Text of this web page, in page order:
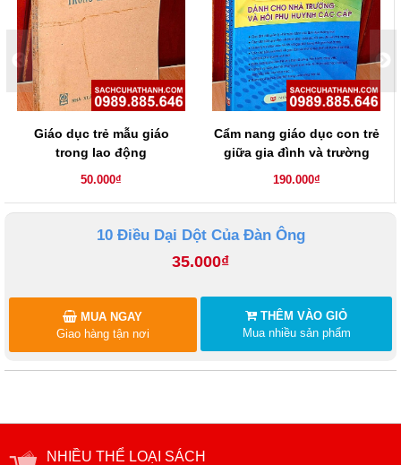
Giáo dục trẻ mẫu giáo
trong lao động
50.000₫
Cẩm nang giáo dục con trẻ
giữa gia đình và trường
học
190.000₫
10 Điều Dại Dột Của Đàn Ông
35.000₫
THÊM VÀO GIỎ
Mua nhiều sản phẩm
MUA NGAY
Giao hàng tận nơi
NHIỀU THỂ LOẠI SÁCH